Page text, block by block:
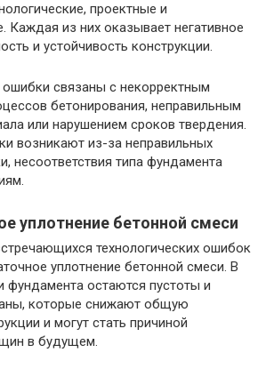
проектные и
Каждая из них оказывает негативное
и устойчивость конструкции.
ошибки связаны с некорректным
бетонирования, неправильным
или нарушением сроков твердения.
возникают из-за неправильных
несоответствия типа фундамента
уплотнение бетонной смеси
технологических ошибок
уплотнение бетонной смеси. В
фундамента остаются пустоты и
которые снижают общую
и могут стать причиной
в будущем.